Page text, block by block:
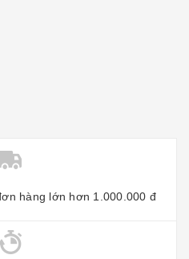
hàng lớn hơn 1.000.000 đ